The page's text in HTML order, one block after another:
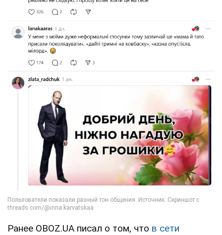
Ранее OBOZ.UA писал о том, что в сети